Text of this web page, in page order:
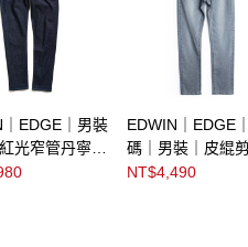
｜EDGE｜男裝
光窄管丹寧直
EDWIN｜EDGE
碼｜男裝｜皮緄
管丹寧直筒褲
NT$4,490